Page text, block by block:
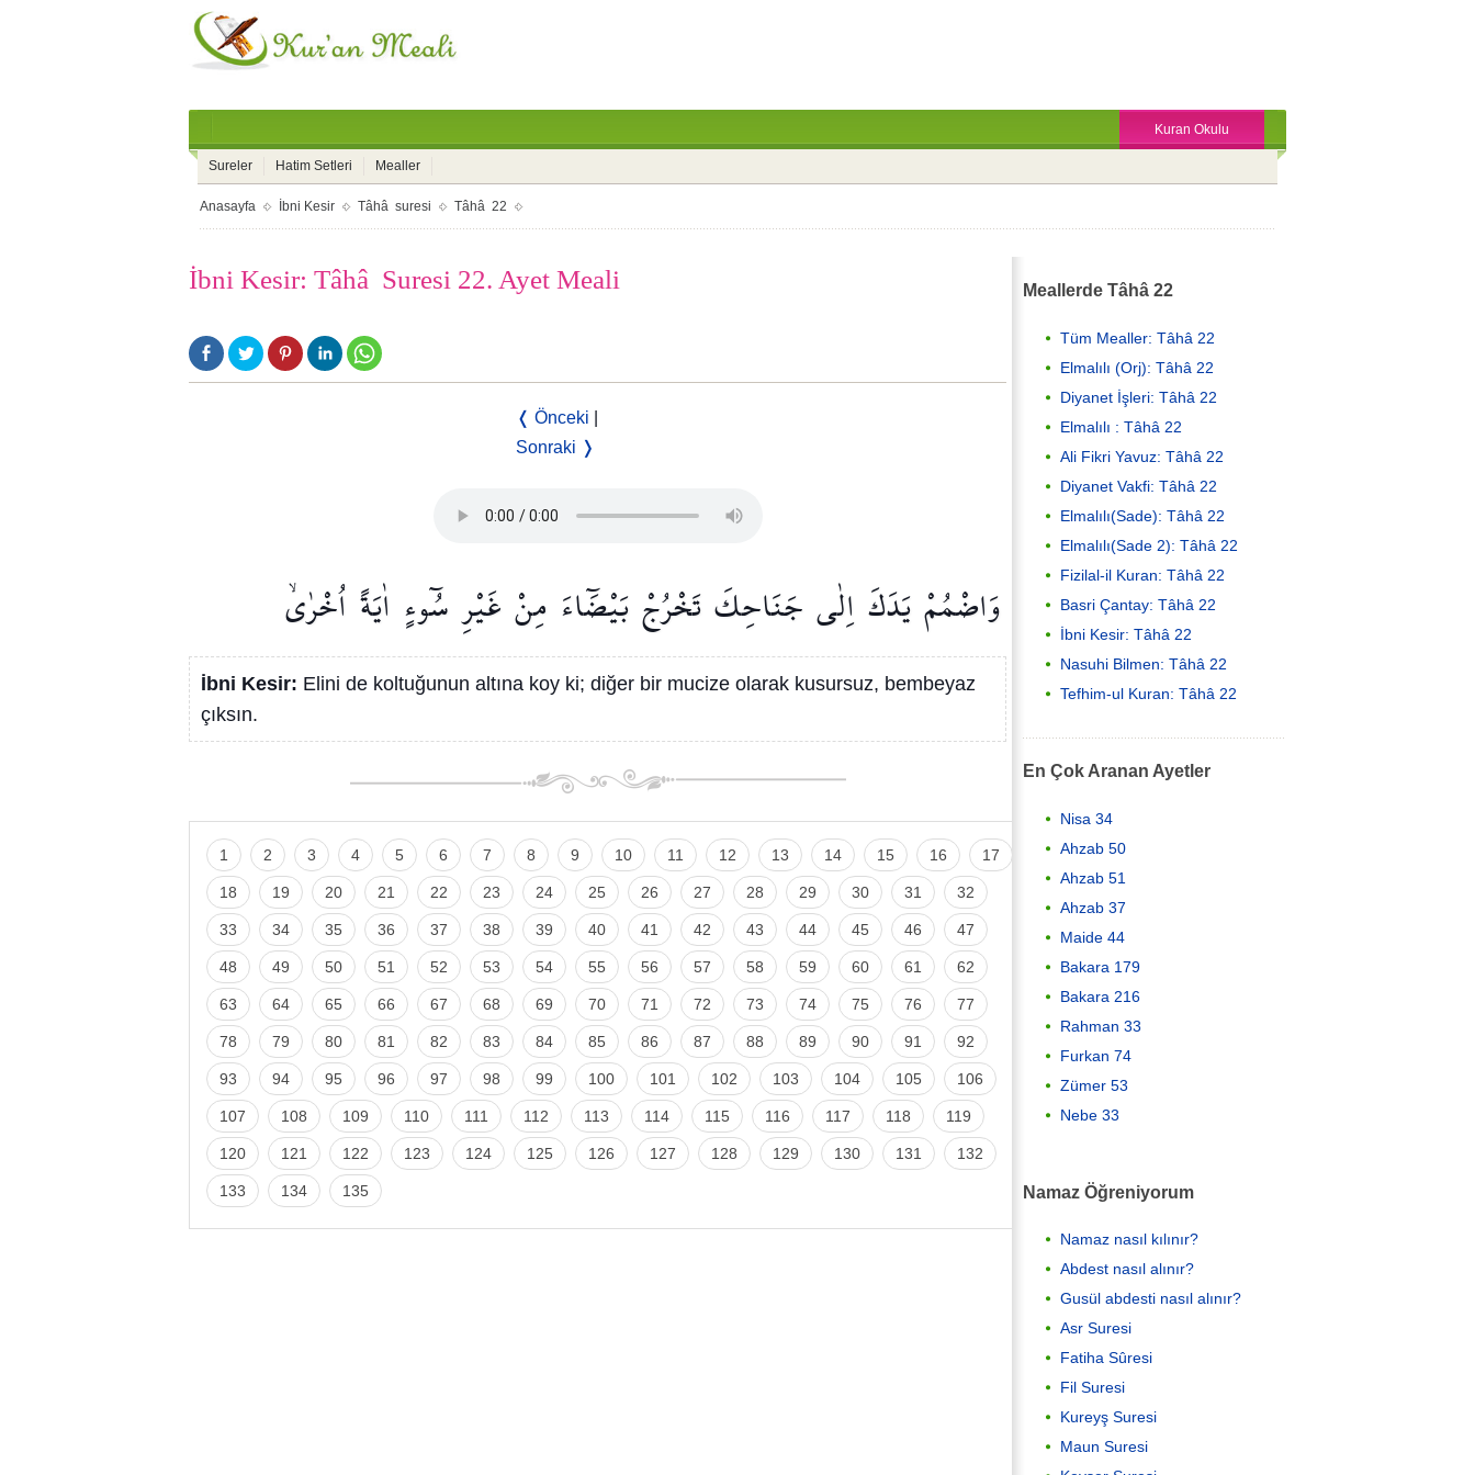
Kuran Okulu
Sureler Hatim Setleri Mealler
Anasayfa İbni Kesir Tâhâ suresi Tâhâ 22
İbni Kesir: Tâhâ Suresi 22. Ayet Meali
❬ Önceki
Sonraki ❭
وَاضْمُمْيَدَكَاِلٰى جَنَاحِكَتَخْرُجْبَيْضَٓاءَ مِنْ غَيْرِسُٓوءٍ اٰيَةً اُخْرٰىۙ
İbni Kesir: Elini de koltuğunun altına koy ki; diğer bir mucize olarak kusursuz, bembeyaz
çıksın.
1 2 3 4 5 6 7 8 9 10 11 12 13 14 15 16 17
18 19 20 21 22 23 24 25 26 27 28 29 30 31 32
33 34 35 36 37 38 39 40 41 42 43 44 45 46 47
48 49 50 51 52 53 54 55 56 57 58 59 60 61 62
63 64 65 66 67 68 69 70 71 72 73 74 75 76 77
78 79 80 81 82 83 84 85 86 87 88 89 90 91 92
93 94 95 96 97 98 99 100 101 102 103 104 105 106
107 108 109 110 111 112 113 114 115 116 117 118 119
120 121 122 123 124 125 126 127 128 129 130 131 132
133 134 135
Meallerde Tâhâ 22
Tüm Mealler: Tâhâ 22
Elmalılı (Orj): Tâhâ 22
Diyanet İşleri: Tâhâ 22
Elmalılı : Tâhâ 22
Ali Fikri Yavuz: Tâhâ 22
Diyanet Vakfi: Tâhâ 22
Elmalılı(Sade): Tâhâ 22
Elmalılı(Sade 2): Tâhâ 22
Fizilal-il Kuran: Tâhâ 22
Basri Çantay: Tâhâ 22
İbni Kesir: Tâhâ 22
Nasuhi Bilmen: Tâhâ 22
Tefhim-ul Kuran: Tâhâ 22
En Çok Aranan Ayetler
Nisa 34
Ahzab 50
Ahzab 51
Ahzab 37
Maide 44
Bakara 179
Bakara 216
Rahman 33
Furkan 74
Zümer 53
Nebe 33
Namaz Öğreniyorum
Namaz nasıl kılınır?
Abdest nasıl alınır?
Gusül abdesti nasıl alınır?
Asr Suresi
Fatiha Sûresi
Fil Suresi
Kureyş Suresi
Maun Suresi